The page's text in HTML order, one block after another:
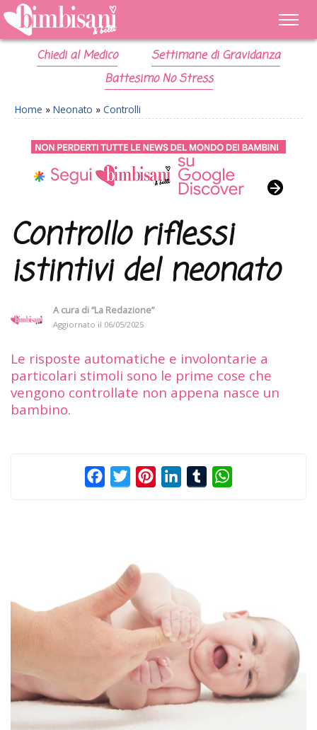
Chiedi al Medico
Settimane di Gravidanza
Battesimo No Stress
Home » Neonato » Controlli
Controllo riflessi
istintivi del neonato
A cura di“La Redazione”
Aggiornato il 06/05/2025
Le risposte automatiche e involontarie a
particolari stimoli sono le prime cose che
vengono controllate non appena nasce un
bambino.
FacebookTwitterPinterestLinkedInTumblr